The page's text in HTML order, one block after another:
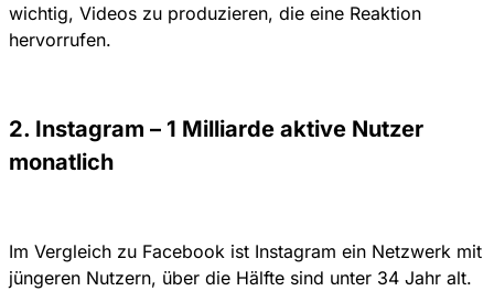
wichtig, Videos zu produzieren, die eine Reaktion
hervorrufen.
2. Instagram – 1 Milliarde aktive Nutzer
monatlich
Im Vergleich zu Facebook ist Instagram ein Netzwerk mit
jüngeren Nutzern, über die Hälfte sind unter 34 Jahr alt.